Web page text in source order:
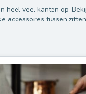
heel veel kanten op.
accessoires tussen